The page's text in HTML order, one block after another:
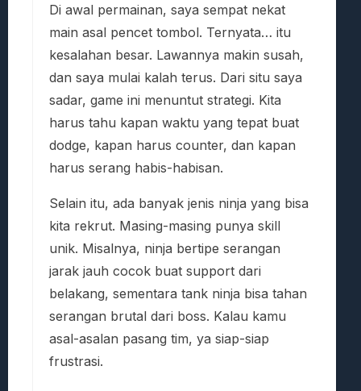
Di awal permainan, saya sempat nekat
main asal pencet tombol. Ternyata… itu
kesalahan besar. Lawannya makin susah,
dan saya mulai kalah terus. Dari situ saya
sadar, game ini menuntut strategi. Kita
harus tahu kapan waktu yang tepat buat
dodge, kapan harus counter, dan kapan
harus serang habis-habisan.
Selain itu, ada banyak jenis ninja yang bisa
kita rekrut. Masing-masing punya skill
unik. Misalnya, ninja bertipe serangan
jarak jauh cocok buat support dari
belakang, sementara tank ninja bisa tahan
serangan brutal dari boss. Kalau kamu
asal-asalan pasang tim, ya siap-siap
frustrasi.